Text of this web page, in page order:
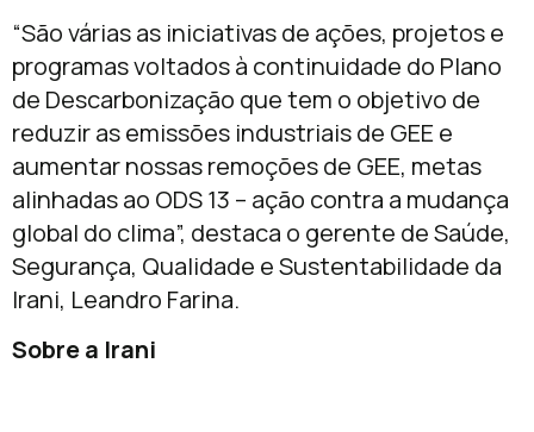
“São várias as iniciativas de ações, projetos e
programas voltados à continuidade do Plano
de Descarbonização que tem o objetivo de
reduzir as emissões industriais de GEE e
aumentar nossas remoções de GEE, metas
alinhadas ao ODS 13 – ação contra a mudança
global do clima”, destaca o gerente de Saúde,
Segurança, Qualidade e Sustentabilidade da
Irani, Leandro Farina.
Sobre a Irani